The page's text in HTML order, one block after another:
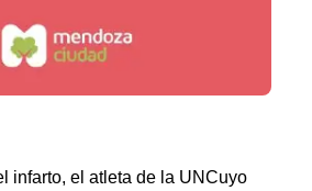
infarto, el atleta de la UNCuyo